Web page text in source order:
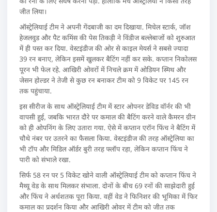
जीत लिया।
ऑस्ट्रेलियाई टीम ने अपनी गेंदबाजी का दम दिखाया. मिचेल स्टार्क, जॉश
हेजलवुड और पैट कमिंस की पेस तिकड़ी ने विंडीज बल्लेबाजों को शुरुआत
में ही पस्त कर दिया. वेस्टइंडीज की ओर से काइल मेयर्स ने सबसे ज्यादा
39 रन बनाए, लेकिन इसमें खुलकर बैटिंग नहीं कर सके. कप्तान निकोलस
पूरन भी फेल रहे. आखिरी ओवरों में निचले क्रम में ओडियन स्मिथ और
जेसन होल्डर ने तेजी से कुछ रन बनाकर टीम को 9 विकेट पर 145 रन
तक पहुंचाया.
इस सीरीज के साथ ऑस्ट्रेलियाई टीम में स्टार ओपनर डेविड वॉर्नर की भी
वापसी हुई, जबकि भारत दौरे पर कमाल की बैटिंग करने वाले कैमरन ग्रीन
को ही ओपनिंग के लिए उतारा गया. ऐसे में कप्तान एरॉन फिंच ने बैटिंग में
चौथे नंबर पर उतरने का फैसला किया. वेस्टइंडीज की तरह ऑस्ट्रेलिया का
भी टॉप और मिडिल ऑर्डर बुरी तरह फ्लॉप रहा, लेकिन कप्तान फिंच ने
पारी को संभाले रखा.
सिर्फ 58 रन पर 5 विकेट खोने वाली ऑस्ट्रेलियाई टीम को कप्तान फिंच ने
मैथ्यू वेड के साथ मिलकर संभाला. दोनों के बीच 69 रनों की साझेदारी हुई
और फिंच ने अर्धशतक पूरा किया. वहीं वेड ने फिनिशर की भूमिका में फिर
कमाल का प्रदर्शन किया और आखिरी ओवर में टीम को जीत तक